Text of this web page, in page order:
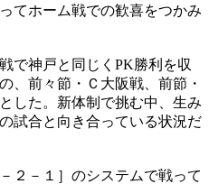
てホーム戦での歓喜をつかみ
で神戸と同じくPK勝利を収
、前々節・Ｃ大阪戦、前節・
した。新体制で挑む中、生み
試合と向き合っている状況だ
２－１］のシステムで戦って